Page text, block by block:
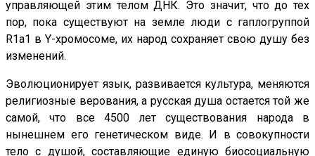
управляющей этим телом ДНК. Это значит, что до тех
пор, пока существуют на земле люди с гаплогруппой
R1a1 в Y-хромосоме, их народ сохраняет свою душу без
изменений.
Эволюционирует язык, развивается культура, меняются
религиозные верования, а русская душа остается той же
самой, что все 4500 лет существования народа в
нынешнем его генетическом виде. И в совокупности
тело с душой, составляющие единую биосоциальную